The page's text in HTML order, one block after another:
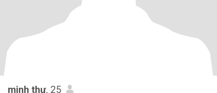
minh thư, 25